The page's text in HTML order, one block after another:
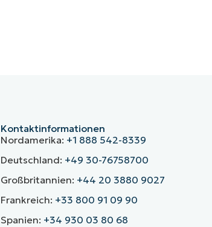
Kontaktinformationen
Nordamerika: +1 888 542-8339
Deutschland: +49 30-76758700
Großbritannien: +44 20 3880 9027
Frankreich: +33 800 91 09 90
Spanien: +34 930 03 80 68